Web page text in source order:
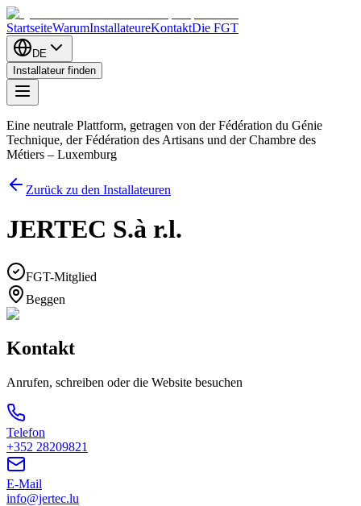
StartseiteWarumInstallateureKontaktDie FGT
DE
Installateur finden
Eine neutrale Plattform, getragen von der Fédération du Génie
Technique, der Fédération des Artisans und der Chambre des
Métiers – Luxemburg
Zurück zu den Installateuren
JERTEC S.à r.l.
FGT-Mitglied
Beggen
Kontakt
Anrufen, schreiben oder die Website besuchen
Telefon
+352 28209821
E-Mail
info@jertec.lu